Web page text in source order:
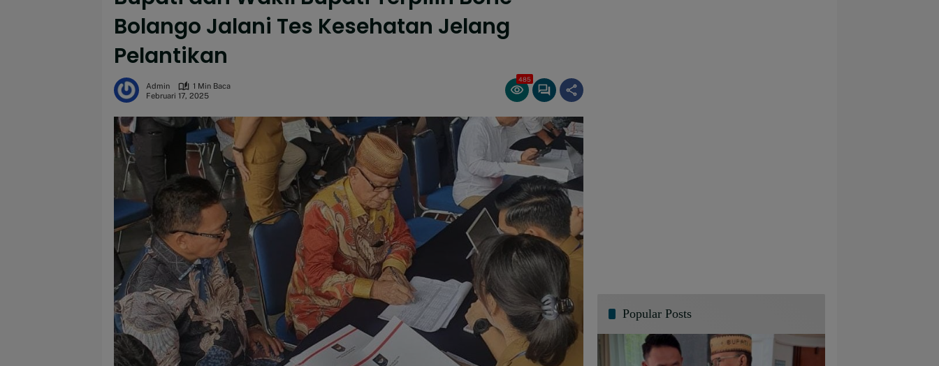
Bolango Jalani Tes Kesehatan Jelang
Pelantikan
Admin
1 Min Baca
Februari 17, 2025
485
Popular Posts